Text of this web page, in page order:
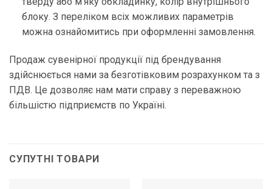
блоку. З переліком всіх можливих параметрів
можна ознайомитись при оформленні замовлення.
Продаж сувенірної продукції під брендування
здійснюється нами за безготівковим розрахунком та з
ПДВ. Це дозволяє нам мати справу з переважною
більшістю підприємств по Україні.
СУПУТНІ ТОВАРИ